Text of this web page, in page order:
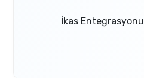
İkas Entegrasyonu